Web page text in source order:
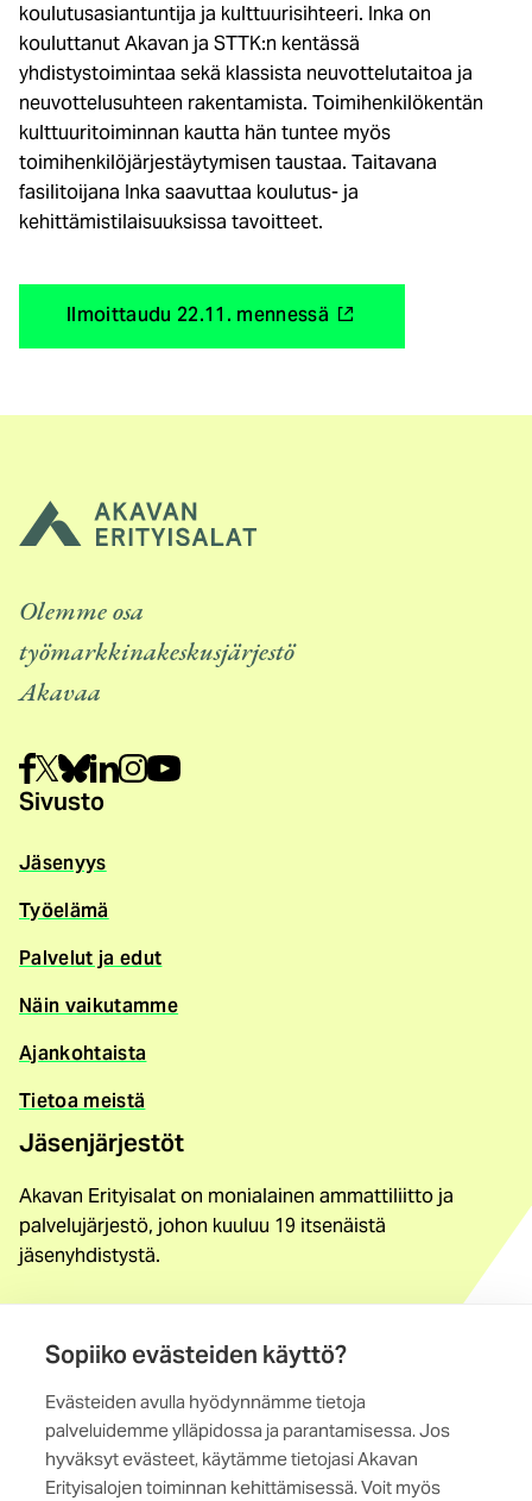
Sopiiko evästeiden käyttö?
Evästeiden avulla hyödynnämme tietoja
palveluidemme ylläpidossa ja parantamisessa. Jos
hyväksyt evästeet, käytämme tietojasi Akavan
Erityisalojen toiminnan kehittämisessä. Voit myös
koulutusasiantuntija ja kulttuurisihteeri. Inka on
kouluttanut Akavan ja STTK:n kentässä
yhdistystoimintaa sekä klassista neuvottelutaitoa ja
neuvottelusuhteen rakentamista. Toimihenkilökentän
kulttuuritoiminnan kautta hän tuntee myös
toimihenkilöjärjestäytymisen taustaa. Taitavana
fasilitoijana Inka saavuttaa koulutus- ja
kehittämistilaisuuksissa tavoitteet.
Ilmoittaudu 22.11. mennessä
u
k
Olemme osa
työmarkkinakeskusjärjestö
Akavaa
Sivusto
Jäsenyys
Työelämä
Palvelut ja edut
Näin vaikutamme
Ajankohtaista
Tietoa meistä
Jäsenjärjestöt
Akavan Erityisalat on monialainen ammattiliitto ja
palvelujärjestö, johon kuuluu 19 itsenäistä
jäsenyhdistystä.
Löydä jäsenyhdistys
Yhteystiedot
Maistraatinportti 4 A, 6. krs
00240 Helsinki
Kaikki yhteystiedot